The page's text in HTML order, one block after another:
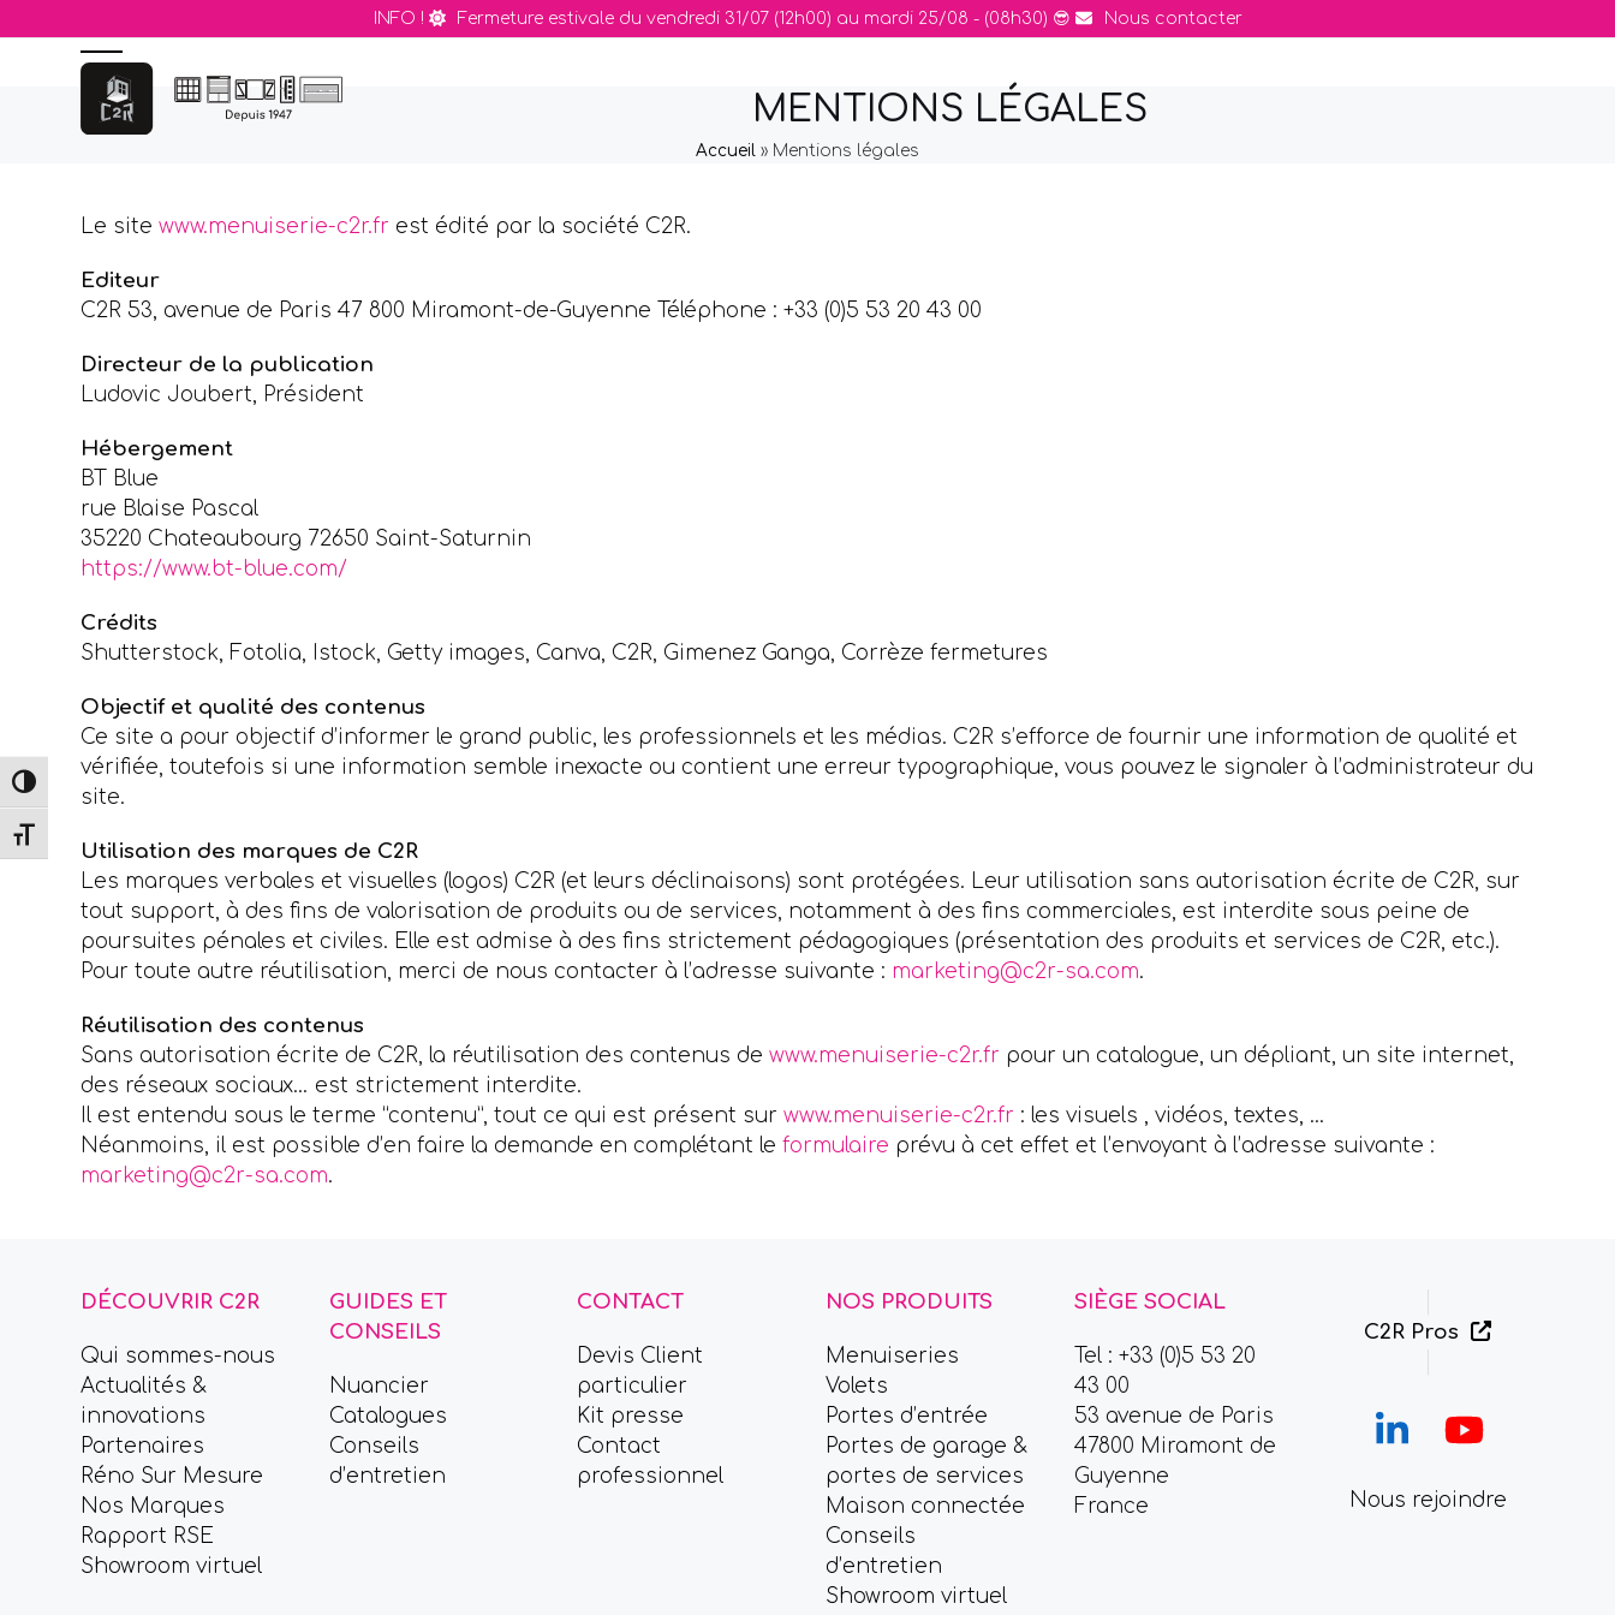
Passer en contraste élevé
Changer la taille de la police
to
content
INFO ! Fermeture estivale du vendredi 31/07 (12h00) au mardi 25/08 - (08h30) 😎 Nous contacter
Open
mobile
Close
mobile
MENTIONS LÉGALES
Accueil » Mentions légales
Le sitewww.menuiserie-c2r.fr est édité par la société C2R.
Editeur
C2R 53, avenue de Paris 47 800 Miramont-de-Guyenne Téléphone : +33 (0)5 53 20 43 00
Directeur de la publication
Ludovic Joubert, Président
Hébergement
BT Blue
rue Blaise Pascal
35220 Chateaubourg 72650 Saint-Saturnin
https://www.bt-blue.com/
Crédits
Shutterstock, Fotolia, Istock, Getty images, Canva, C2R, Gimenez Ganga, Corrèze fermetures
Objectif et qualité des contenus
Ce site a pour objectif d’informer le grand public, les professionnels et les médias. C2R s’efforce de fournir une information de qualité et
vérifiée, toutefois si une information semble inexacte ou contient une erreur typographique, vous pouvez le signaler à l’administrateur du
site.
Utilisation des marques de C2R
Les marques verbales et visuelles (logos) C2R (et leurs déclinaisons) sont protégées. Leur utilisation sans autorisation écrite de C2R, sur
tout support, à des fins de valorisation de produits ou de services, notamment à des fins commerciales, est interdite sous peine de
poursuites pénales et civiles. Elle est admise à des fins strictement pédagogiques (présentation des produits et services de C2R, etc.).
Pour toute autre réutilisation, merci de nous contacter à l’adresse suivante : marketing@c2r-sa.com.
Réutilisation des contenus
Sans autorisation écrite de C2R, la réutilisation des contenus dewww.menuiserie-c2r.fr pour un catalogue, un dépliant, un site internet,
des réseaux sociaux… est strictement interdite.
Il est entendu sous le terme “contenu”, tout ce qui est présent surwww.menuiserie-c2r.fr : les visuels , vidéos, textes, …
Néanmoins, il est possible d’en faire la demande en complétant leformulaire prévu à cet effet et l’envoyant à l’adresse suivante :
marketing@c2r-sa.com.
DÉCOUVRIR C2R
Qui sommes-nous
Actualités &
innovations
Partenaires
Réno Sur Mesure
Nos Marques
Rapport RSE
Showroom virtuel
GUIDES ET
CONSEILS
Nuancier
Catalogues
Conseils
d’entretien
CONTACT
Devis Client
particulier
Kit presse
Contact
professionnel
NOS PRODUITS
Menuiseries
Volets
Portes d’entrée
Portes de garage &
portes de services
Maison connectée
Conseils
d’entretien
Showroom virtuel
SIÈGE SOCIAL
Tel : +33 (0)5 53 20
43 00
53 avenue de Paris
47800 Miramont de
Guyenne
France
C2R Pros
LinkedIn
Nous rejoindre